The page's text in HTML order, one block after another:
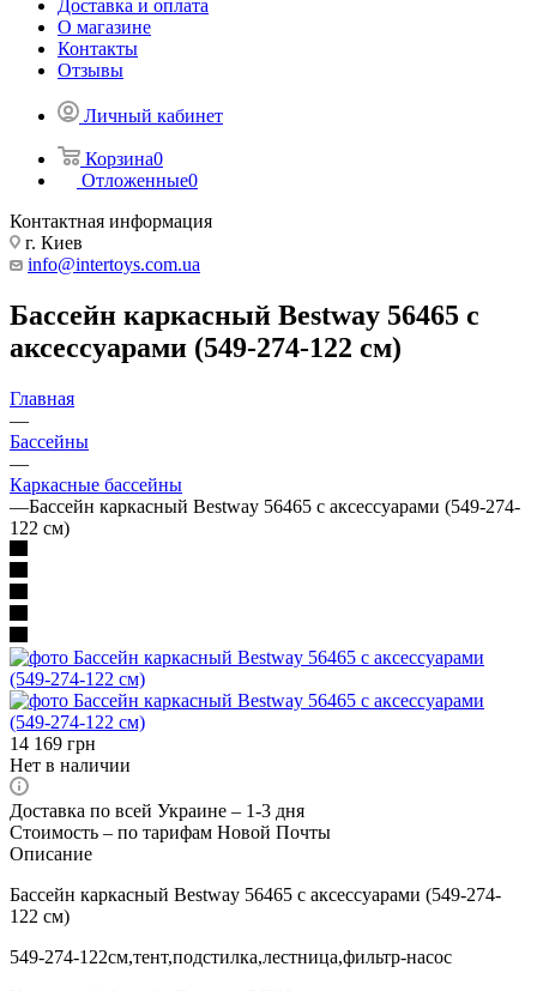
Доставка и оплата
О магазине
Контакты
Отзывы
Личный кабинет
Корзина0
Отложенные0
Контактная информация
г. Киев
info@intertoys.com.ua
Бассейн каркасный Bestway 56465 с
аксессуарами (549-274-122 см)
Главная
—
Бассейны
—
Каркасные бассейны
—Бассейн каркасный Bestway 56465 с аксессуарами (549-274-
122 см)
14 169 грн
Нет в наличии
Доставка по всей Украине – 1-3 дня
Стоимость – по тарифам Новой Почты
Описание
Бассейн каркасный Bestway 56465 с аксессуарами (549-274-
122 см)
549-274-122см,тент,подстилка,лестница,фильтр-насос